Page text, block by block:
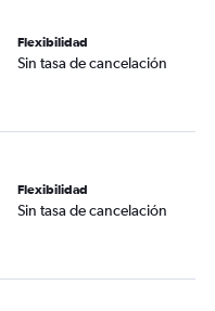
Flexibilidad
Sin tasa de cancelación
Flexibilidad
Sin tasa de cancelación